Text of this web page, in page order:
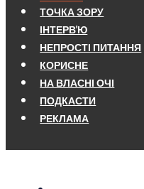
ТОЧКА ЗОРУ
ІНТЕРВ'Ю
НЕПРОСТІ ПИТАННЯ
КОРИСНЕ
НА ВЛАСНІ ОЧІ
ПОДКАСТИ
РЕКЛАМА